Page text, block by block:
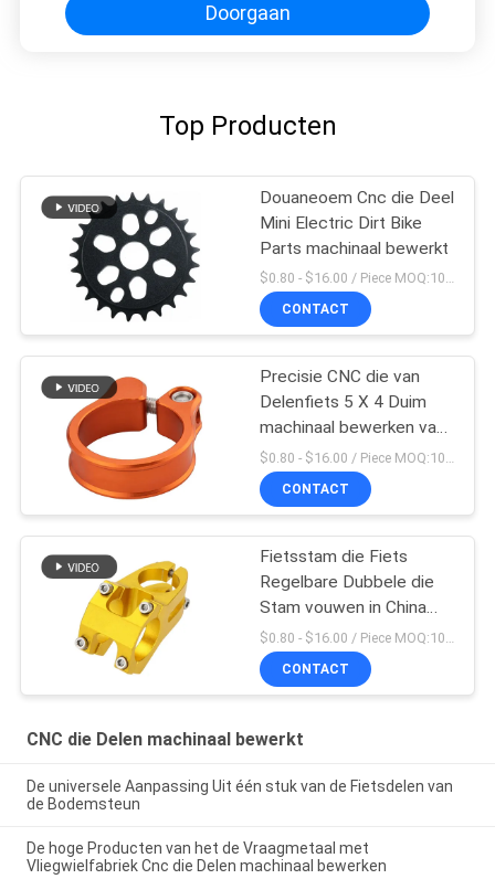
Doorgaan
Top Producten
Douaneoem Cnc die Deel
Mini Electric Dirt Bike
Parts machinaal bewerkt
$0.80 - $16.00 / Piece MOQ:10 stukken
CONTACT
Precisie CNC die van
Delenfiets 5 X 4 Duim
machinaal bewerken van
Seatpost de Klem
$0.80 - $16.00 / Piece MOQ:10 stukken
CONTACT
Fietsstam die Fiets
Regelbare Dubbele die
Stam vouwen in China
wordt gemaakt
CONTACT
CNC die Delen machinaal bewerkt
De universele Aanpassing Uit één stuk van de Fietsdelen van
de Bodemsteun
De hoge Producten van het de Vraagmetaal met
Vliegwielfabriek Cnc die Delen machinaal bewerken